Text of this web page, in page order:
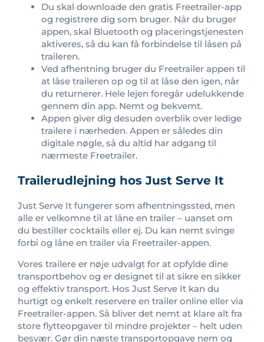
Du skal downloade den gratis Freetrailer-app
og registrere dig som bruger. Når du bruger
appen, skal Bluetooth og placeringstjenesten
aktiveres, så du kan få forbindelse til låsen på
traileren.
Ved afhentning bruger du Freetrailer appen til
at låse traileren op og til at låse den igen, når
du returnerer. Hele lejen foregår udelukkende
gennem din app. Nemt og bekvemt.
Appen giver dig desuden overblik over ledige
trailere i nærheden. Appen er således din
digitale nøgle, så du altid har adgang til
nærmeste Freetrailer.
Trailerudlejning hos Just Serve It
Just Serve It fungerer som afhentningssted, men
alle er velkomne til at låne en trailer – uanset om
du bestiller cocktails eller ej. Du kan nemt svinge
forbi og låne en trailer via Freetrailer-appen.
Vores trailere er nøje udvalgt for at opfylde dine
transportbehov og er designet til at sikre en sikker
og effektiv transport. Hos Just Serve It kan du
hurtigt og enkelt reservere en trailer online eller via
Freetrailer-appen. Så bliver det nemt at klare alt fra
store flytteopgaver til mindre projekter – helt uden
besvær. Gør din næste transportopgave nem og